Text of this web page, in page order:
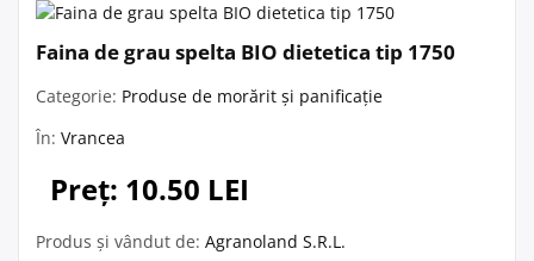
Faina de grau spelta BIO dietetica tip 1750
Categorie: Produse de morărit și panificație
În: Vrancea
Preț: 10.50 LEI
Produs și vândut de: Agranoland S.R.L.